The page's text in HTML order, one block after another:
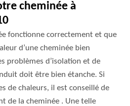
cheminée à
fonctionne correctement et que
d’une cheminée bien
problèmes d’isolation et de
doit être bien étanche. Si
de chaleurs, il est conseillé de
de la cheminée . Une telle